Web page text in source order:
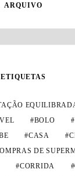
ARQUIVO
ETIQUETAS
BOLO
CASA
DE
CORRIDA